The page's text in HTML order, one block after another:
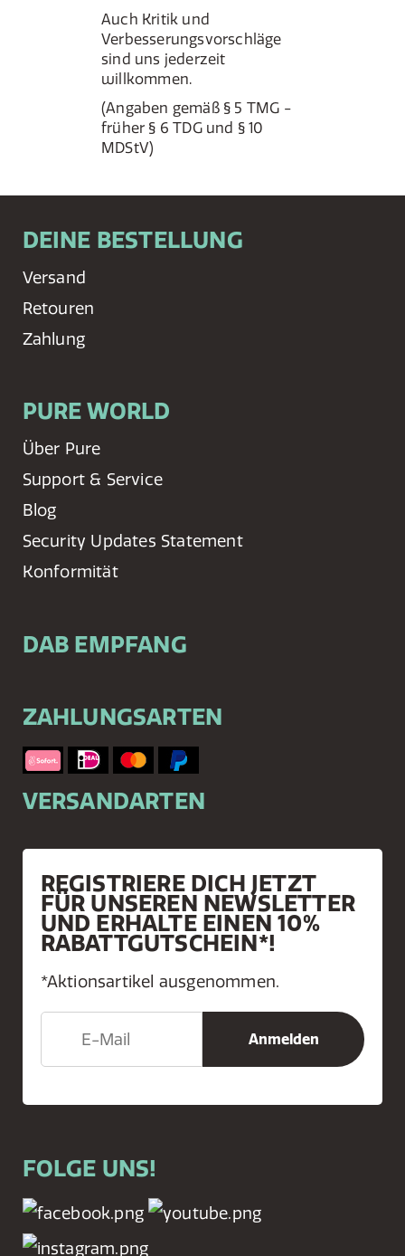
Auch Kritik und
Verbesserungsvorschläge
sind uns jederzeit
willkommen.
(Angaben gemäß § 5 TMG -
früher § 6 TDG und § 10
MDStV)
DEINE BESTELLUNG
Versand
Retouren
Zahlung
PURE WORLD
Über Pure
Support & Service
Blog
Security Updates Statement
Konformität
DAB EMPFANG
ZAHLUNGSARTEN
VERSANDARTEN
REGISTRIERE DICH JETZT
FÜR UNSEREN NEWSLETTER
UND ERHALTE EINEN 10%
RABATTGUTSCHEIN*!
*Aktionsartikel ausgenommen.
FOLGE UNS!